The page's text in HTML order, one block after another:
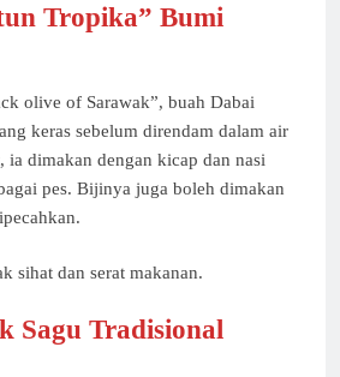
Tropika” Bumi
olive of Sarawak”, buah Dabai
keras sebelum direndam dalam air
ia dimakan dengan kicap dan nasi
pes. Bijinya juga boleh dimakan
sihat dan serat makanan.
Sagu Tradisional